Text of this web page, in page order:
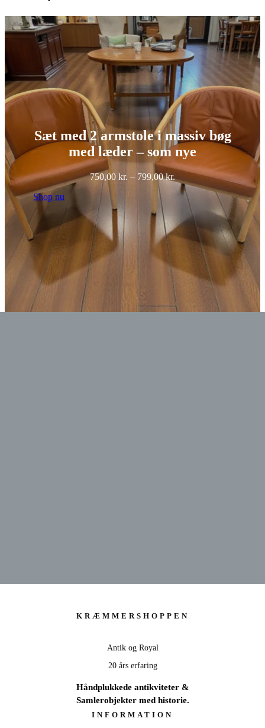
Sæt med 2 armstole i massiv bøg
med læder – som nye
750,00 kr. – 799,00kr.Prisinterval:
750,00 kr.
til
799,00 kr.
Shop nu
SE UDVALG
KRÆMMERSHOPPEN
Antik og Royal
20 års erfaring
Håndplukkede antikviteter &
Samlerobjekter med historie.
INFORMATION